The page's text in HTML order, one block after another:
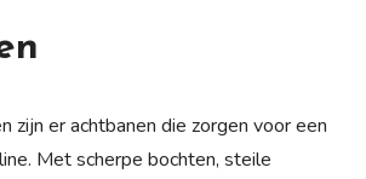
zijn er achtbanen die zorgen voor een
Met scherpe bochten, steile